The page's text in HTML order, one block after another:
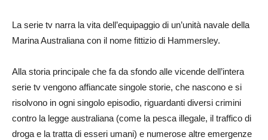
La serie tv narra la vita dell’equipaggio di un’unità navale della
Marina Australiana con il nome fittizio di Hammersley.
Alla storia principale che fa da sfondo alle vicende dell’intera
serie tv vengono affiancate singole storie, che nascono e si
risolvono in ogni singolo episodio, riguardanti diversi crimini
contro la legge australiana (come la pesca illegale, il traffico di
droga e la tratta di esseri umani) e numerose altre emergenze